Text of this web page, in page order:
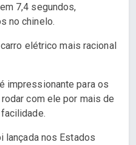
7,4 segundos,
no chinelo.
elétrico mais racional
impressionante para os
com ele por mais de
lançada nos Estados